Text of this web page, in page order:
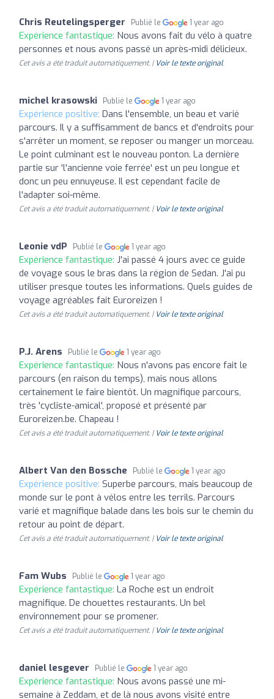
Chris Reutelingsperger Publié le 1 year ago
Expérience fantastique: Nous avons fait du vélo à quatre
personnes et nous avons passé un après-midi délicieux.
Cet avis a été traduit automatiquement. | Voir le texte original
michel krasowski Publié le 1 year ago
Expérience positive: Dans l'ensemble, un beau et varié
parcours. Il y a suffisamment de bancs et d'endroits pour
s'arrêter un moment, se reposer ou manger un morceau.
Le point culminant est le nouveau ponton. La dernière
partie sur 'l'ancienne voie ferrée' est un peu longue et
donc un peu ennuyeuse. Il est cependant facile de
l'adapter soi-même.
Cet avis a été traduit automatiquement. | Voir le texte original
Leonie vdP Publié le 1 year ago
Expérience fantastique: J'ai passé 4 jours avec ce guide
de voyage sous le bras dans la région de Sedan. J'ai pu
utiliser presque toutes les informations. Quels guides de
voyage agréables fait Euroreizen !
Cet avis a été traduit automatiquement. | Voir le texte original
P.J. Arens Publié le 1 year ago
Expérience fantastique: Nous n'avons pas encore fait le
parcours (en raison du temps), mais nous allons
certainement le faire bientôt. Un magnifique parcours,
très 'cycliste-amical', proposé et présenté par
Euroreizen.be. Chapeau !
Cet avis a été traduit automatiquement. | Voir le texte original
Albert Van den Bossche Publié le 1 year ago
Expérience positive: Superbe parcours, mais beaucoup de
monde sur le pont à vélos entre les terrils. Parcours
varié et magnifique balade dans les bois sur le chemin du
retour au point de départ.
Cet avis a été traduit automatiquement. | Voir le texte original
Fam Wubs Publié le 1 year ago
Expérience fantastique: La Roche est un endroit
magnifique. De chouettes restaurants. Un bel
environnement pour se promener.
Cet avis a été traduit automatiquement. | Voir le texte original
daniel lesgever Publié le 1 year ago
Expérience fantastique: Nous avons passé une mi-
semaine à Zeddam, et de là nous avons visité entre